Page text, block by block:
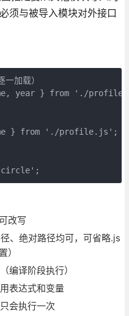
须与被导入模块对外接口
加载）
year } from './
} from './profile.js';
circle';
改写
、绝对路径均可，可省略.js
）
编译阶段执行）
表达式和变量
会执行一次